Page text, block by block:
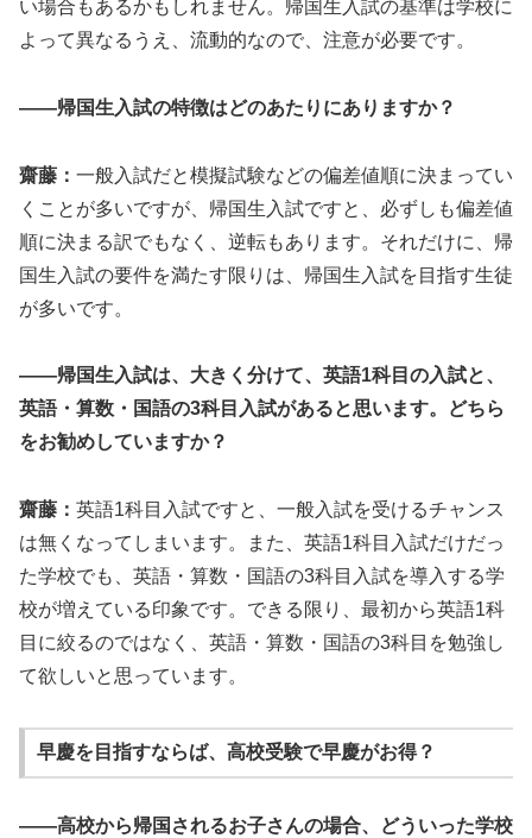
い場合もあるかもしれません。帰国生入試の基準は学校に
よって異なるうえ、流動的なので、注意が必要です。
――帰国生入試の特徴はどのあたりにありますか？
齋藤： 一般入試だと模擬試験などの偏差値順に決まってい
くことが多いですが、帰国生入試ですと、必ずしも偏差値
順に決まる訳でもなく、逆転もあります。それだけに、帰
国生入試の要件を満たす限りは、帰国生入試を目指す生徒
が多いです。
――帰国生入試は、大きく分けて、英語1科目の入試と、
英語・算数・国語の3科目入試があると思います。どちら
をお勧めしていますか？
齋藤： 英語1科目入試ですと、一般入試を受けるチャンス
は無くなってしまいます。また、英語1科目入試だけだっ
た学校でも、英語・算数・国語の3科目入試を導入する学
校が増えている印象です。できる限り、最初から英語1科
目に絞るのではなく、英語・算数・国語の3科目を勉強し
て欲しいと思っています。
早慶を目指すならば、高校受験で早慶がお得？
――高校から帰国されるお子さんの場合、どういった学校